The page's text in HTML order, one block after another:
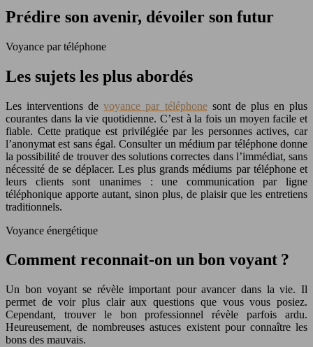
Prédire son avenir, dévoiler son futur
Voyance par téléphone
Les sujets les plus abordés
Les interventions devoyance par téléphonesont de plus en plus
courantes dans la vie quotidienne. C’est à la fois un moyen facile et
fiable. Cette pratique est privilégiée par les personnes actives, car
l’anonymat est sans égal. Consulter un médium par téléphone donne
la possibilité de trouver des solutions correctes dans l’immédiat, sans
nécessité de se déplacer. Les plus grands médiums par téléphone et
leurs clients sont unanimes : une communication par ligne
téléphonique apporte autant, sinon plus, de plaisir que les entretiens
traditionnels.
Voyance énergétique
Comment reconnait-on un bon voyant ?
Un bon voyant se révèle important pour avancer dans la vie. Il
permet de voir plus clair aux questions que vous vous posiez.
Cependant, trouver le bon professionnel révèle parfois ardu.
Heureusement, de nombreuses astuces existent pour connaître les
bons des mauvais.